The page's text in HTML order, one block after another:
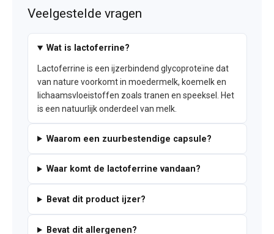
Veelgestelde vragen
Wat is lactoferrine?
Lactoferrine is een ijzerbindend glycoproteïne dat
van nature voorkomt in moedermelk, koemelk en
lichaamsvloeistoffen zoals tranen en speeksel. Het
is een natuurlijk onderdeel van melk.
Waarom een zuurbestendige capsule?
Waar komt de lactoferrine vandaan?
Bevat dit product ijzer?
Bevat dit allergenen?